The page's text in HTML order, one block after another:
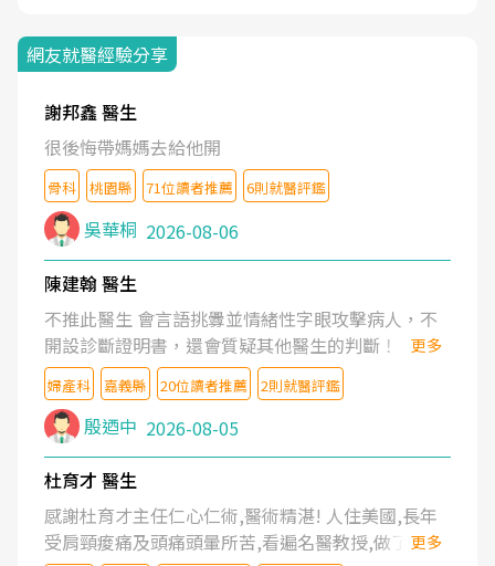
網友就醫經驗分享
謝邦鑫 醫生
很後悔帶媽媽去給他開
骨科 桃園縣 71位讀者推薦 6則就醫評鑑
吳華桐 2026-08-06
陳建翰 醫生
不推此醫生 會言語挑釁並情緒性字眼攻擊病人，不
開設診斷證明書，還會質疑其他醫生的判斷！
更多
婦產科 嘉義縣 20位讀者推薦 2則就醫評鑑
殷迺中 2026-08-05
杜育才 醫生
感謝杜育才主任仁心仁術,醫術精湛! 人住美國,長年
受肩頸痠痛及頭痛頭暈所苦,看遍名醫教授,做了各種
更多